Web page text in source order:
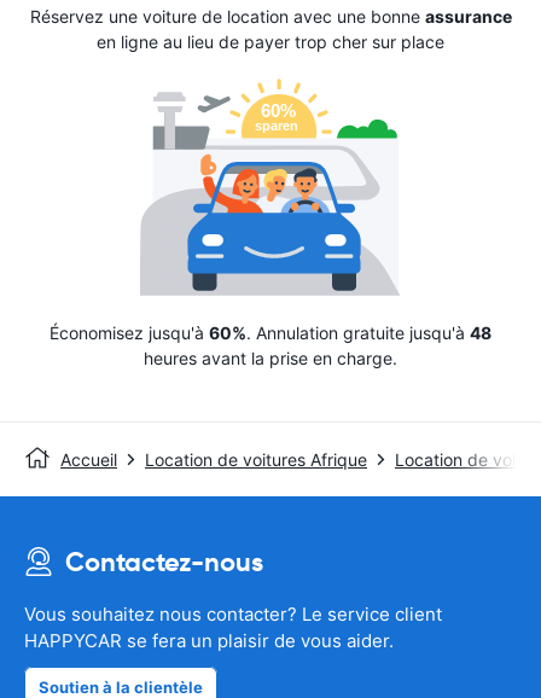
Réservez une voiture de location avec une bonne assurance
en ligne au lieu de payer trop cher sur place
Économisez jusqu'à 60%. Annulation gratuite jusqu'à 48
heures avant la prise en charge.
Accueil Location de voitures Afrique Location de
Contactez-nous
Vous souhaitez nous contacter? Le service client
HAPPYCAR se fera un plaisir de vous aider.
Soutien à la clientèle